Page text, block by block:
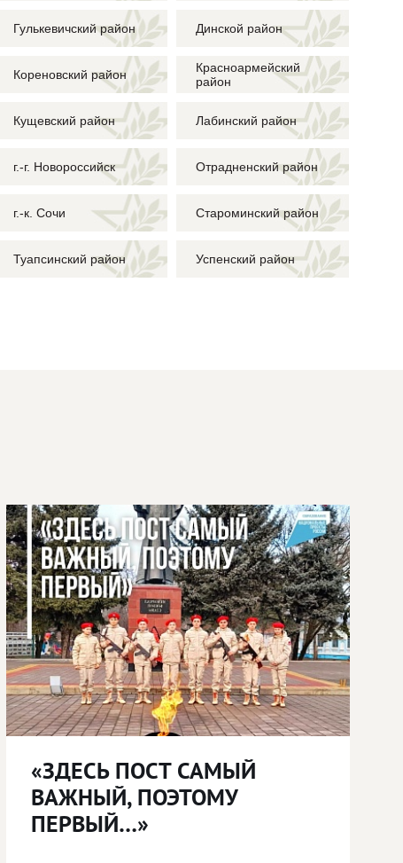
Гулькевичский район Динской район
Кореновский район
Красноармейский
район
Кущевский район Лабинский район
г.-г. Новороссийск Отрадненский район
г.-к. Сочи Староминский район
Туапсинский район Успенский район
«ЗДЕСЬ ПОСТ САМЫЙ
ВАЖНЫЙ, ПОЭТОМУ
ПЕРВЫЙ…»